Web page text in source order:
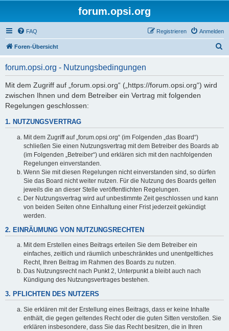
forum.opsi.org
FAQ Anmelden
Registrieren
Foren-Übersicht
forum.opsi.org - Nutzungsbedingungen
Mit dem Zugriff auf „forum.opsi.org“ („https://forum.opsi.org“) wird
zwischen Ihnen und dem Betreiber ein Vertrag mit folgenden
Regelungen geschlossen:
1. NUTZUNGSVERTRAG
Mit dem Zugriff auf „forum.opsi.org“ (im Folgenden „das Board“)
schließen Sie einen Nutzungsvertrag mit dem Betreiber des Boards ab
(im Folgenden „Betreiber“) und erklären sich mit den nachfolgenden
Regelungen einverstanden.
Wenn Sie mit diesen Regelungen nicht einverstanden sind, so dürfen
Sie das Board nicht weiter nutzen. Für die Nutzung des Boards gelten
jeweils die an dieser Stelle veröffentlichten Regelungen.
Der Nutzungsvertrag wird auf unbestimmte Zeit geschlossen und kann
von beiden Seiten ohne Einhaltung einer Frist jederzeit gekündigt
werden.
2. EINRÄUMUNG VON NUTZUNGSRECHTEN
Mit dem Erstellen eines Beitrags erteilen Sie dem Betreiber ein
einfaches, zeitlich und räumlich unbeschränktes und unentgeltliches
Recht, Ihren Beitrag im Rahmen des Boards zu nutzen.
Das Nutzungsrecht nach Punkt 2, Unterpunkt a bleibt auch nach
Kündigung des Nutzungsvertrages bestehen.
3. PFLICHTEN DES NUTZERS
Sie erklären mit der Erstellung eines Beitrags, dass er keine Inhalte
enthält, die gegen geltendes Recht oder die guten Sitten verstoßen. Sie
erklären insbesondere, dass Sie das Recht besitzen, die in Ihren